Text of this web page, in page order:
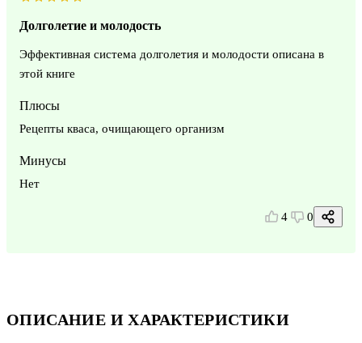
ОПИСАНИЕ И ХАРАКТЕРИСТИКИ
Долголетие и молодость
Эффективная система долголетия и молодости описана в
этой книге
Плюсы
Рецепты кваса, очищающего организм
Минусы
Нет
4 0